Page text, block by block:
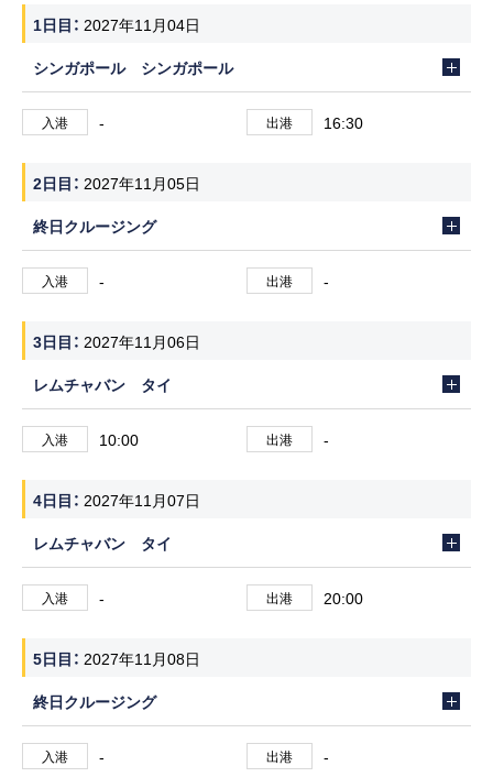
1日目
2027年11月04日
シンガポール シンガポール
入港 - 出港 16:30
2日目
2027年11月05日
終日クルージング
入港 - 出港 -
3日目
2027年11月06日
レムチャバン タイ
入港 10:00 出港 -
4日目
2027年11月07日
レムチャバン タイ
入港 - 出港 20:00
5日目
2027年11月08日
終日クルージング
入港 - 出港 -